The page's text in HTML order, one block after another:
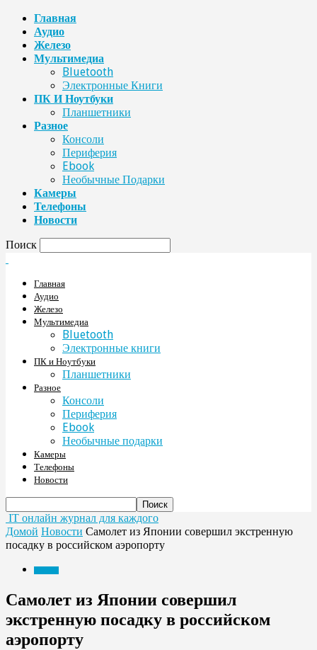
Главная
Аудио
Железо
Мультимедиа
Bluetooth
Электронные Книги
ПК И Ноутбуки
Планшетники
Разное
Консоли
Периферия
Ebook
Необычные Подарки
Камеры
Телефоны
Новости
Поиск
Главная
Аудио
Железо
Мультимедиа
Bluetooth
Электронные книги
ПК и Ноутбуки
Планшетники
Разное
Консоли
Периферия
Ebook
Необычные подарки
Камеры
Телефоны
Новости
IT онлайн журнал для каждого
Домой Новости Самолет из Японии совершил экстренную
посадку в российском аэропорту
Самолет из Японии совершил
экстренную посадку в российском
аэропорту